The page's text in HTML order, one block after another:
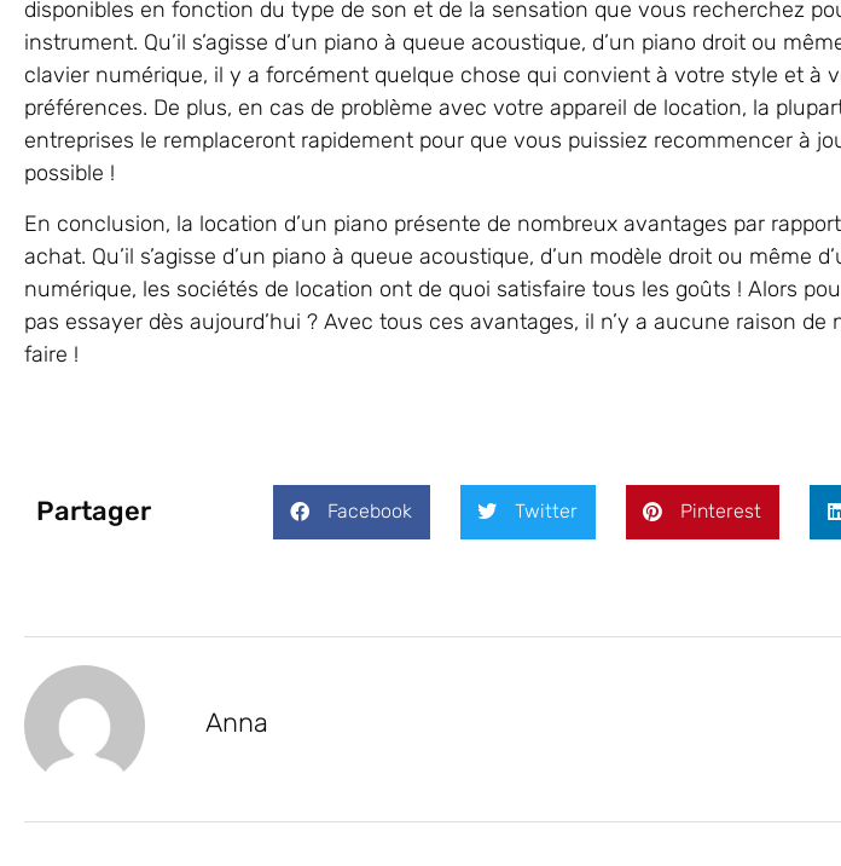
disponibles en fonction du type de son et de la sensation que vous recherchez
instrument. Qu’il s’agisse d’un piano à queue acoustique, d’un piano droit ou
clavier numérique, il y a forcément quelque chose qui convient à votre style et à
préférences. De plus, en cas de problème avec votre appareil de location, la
entreprises le remplaceront rapidement pour que vous puissiez recommencer à
possible !
En conclusion, la location d’un piano présente de nombreux avantages par
achat. Qu’il s’agisse d’un piano à queue acoustique, d’un modèle droit ou même
numérique, les sociétés de location ont de quoi satisfaire tous les goûts ! Alors
pas essayer dès aujourd’hui ? Avec tous ces avantages, il n’y a aucune raison de
faire !
Partager Facebook Twitter Pinterest
Anna